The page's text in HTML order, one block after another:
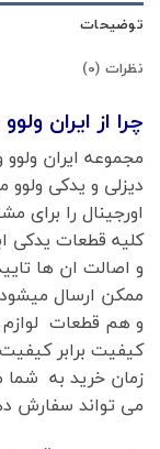
توضیحات
نظرات (0)
چرا از ایران
مجموعه ایران
دیزلی و یدکی
اورجینال را برای
کلیه قطعات یدکی
و اصالت ان ها
ممکن ارسال
و هم قطعات
کیفیت برابر کیفیت
زمان خرید به شما
می تواند سفارش